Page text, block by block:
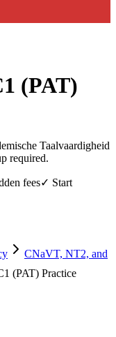
(PAT)
Taalvaardigheid
required.
fees✓ Start
CNaVT, NT2, and
(PAT) Practice